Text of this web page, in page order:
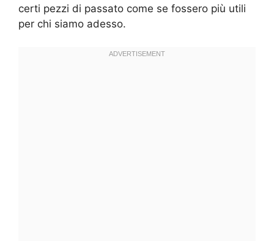
certi pezzi di passato come se fossero più utili
per chi siamo adesso.